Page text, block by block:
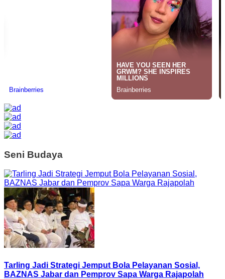
Seni Budaya
Tarling Jadi Strategi Jemput Bola Pelayanan Sosial,
BAZNAS Jabar dan Pemprov Sapa Warga Rajapolah